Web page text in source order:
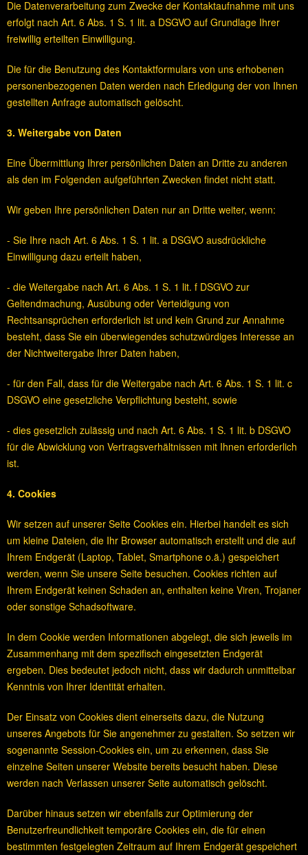
Die Datenverarbeitung zum Zwecke der Kontaktaufnahme mit uns
erfolgt nach Art. 6 Abs. 1 S. 1 lit. a DSGVO auf Grundlage Ihrer
freiwillig erteilten Einwilligung.
Die für die Benutzung des Kontaktformulars von uns erhobenen
personenbezogenen Daten werden nach Erledigung der von Ihnen
gestellten Anfrage automatisch gelöscht.
3. Weitergabe von Daten
Eine Übermittlung Ihrer persönlichen Daten an Dritte zu anderen
als den im Folgenden aufgeführten Zwecken findet nicht statt.
Wir geben Ihre persönlichen Daten nur an Dritte weiter, wenn:
- Sie Ihre nach Art. 6 Abs. 1 S. 1 lit. a DSGVO ausdrückliche
Einwilligung dazu erteilt haben,
- die Weitergabe nach Art. 6 Abs. 1 S. 1 lit. f DSGVO zur
Geltendmachung, Ausübung oder Verteidigung von
Rechtsansprüchen erforderlich ist und kein Grund zur Annahme
besteht, dass Sie ein überwiegendes schutzwürdiges Interesse an
der Nichtweitergabe Ihrer Daten haben,
- für den Fall, dass für die Weitergabe nach Art. 6 Abs. 1 S. 1 lit. c
DSGVO eine gesetzliche Verpflichtung besteht, sowie
- dies gesetzlich zulässig und nach Art. 6 Abs. 1 S. 1 lit. b DSGVO
für die Abwicklung von Vertragsverhältnissen mit Ihnen erforderlich
ist.
4. Cookies
Wir setzen auf unserer Seite Cookies ein. Hierbei handelt es sich
um kleine Dateien, die Ihr Browser automatisch erstellt und die auf
Ihrem Endgerät (Laptop, Tablet, Smartphone o.ä.) gespeichert
werden, wenn Sie unsere Seite besuchen. Cookies richten auf
Ihrem Endgerät keinen Schaden an, enthalten keine Viren, Trojaner
oder sonstige Schadsoftware.
In dem Cookie werden Informationen abgelegt, die sich jeweils im
Zusammenhang mit dem spezifisch eingesetzten Endgerät
ergeben. Dies bedeutet jedoch nicht, dass wir dadurch unmittelbar
Kenntnis von Ihrer Identität erhalten.
Der Einsatz von Cookies dient einerseits dazu, die Nutzung
unseres Angebots für Sie angenehmer zu gestalten. So setzen wir
sogenannte Session-Cookies ein, um zu erkennen, dass Sie
einzelne Seiten unserer Website bereits besucht haben. Diese
werden nach Verlassen unserer Seite automatisch gelöscht.
Darüber hinaus setzen wir ebenfalls zur Optimierung der
Benutzerfreundlichkeit temporäre Cookies ein, die für einen
bestimmten festgelegten Zeitraum auf Ihrem Endgerät gespeichert